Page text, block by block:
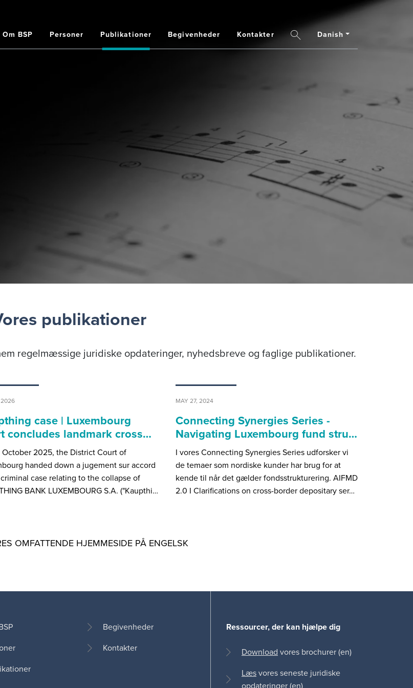
Om BSP Personer Publikationer Begivenheder Kontakter SearchDanish
publikationer
regelmæssige juridiske opdateringer, nyhedsbreve og faglige publikationer.
case | Luxembourg
concludes landmark cross…
October 2025, the District Court of
handed down a jugement sur accord
case relating to the collapse of
BANK LUXEMBOURG S.A. ("Kaupthi…
MAY 27, 2024
Connecting Synergies Series -
Navigating Luxembourg fund stru…
I vores Connecting Synergies Series udforsker vi
de temaer som nordiske kunder har brug for at
kende til når det gælder fondsstrukturering. AIFMD
2.0 I Clarifications on cross-border depositary ser…
OMFATTENDE HJEMMESIDE PÅ ENGELSK
Begivenheder
Kontakter
Ressourcer, der kan hjælpe dig
Download vores brochurer (en)
Læsvores seneste juridiske